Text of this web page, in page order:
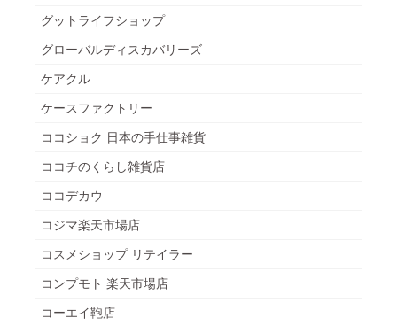
グットライフショップ
グローバルディスカバリーズ
ケアクル
ケースファクトリー
ココショク 日本の手仕事雑貨
ココチのくらし雑貨店
ココデカウ
コジマ楽天市場店
コスメショップ リテイラー
コンプモト 楽天市場店
コーエイ鞄店